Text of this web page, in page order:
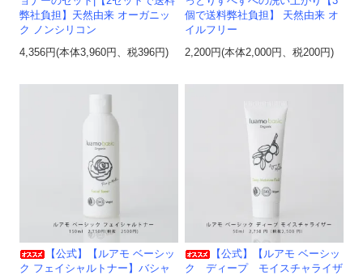
弊社負担】天然由来 オーガニッ
ク ノンシリコン
4,356円(本体3,960円、税396円)
個で送料弊社負担】 天然由来 オ
イルフリー
2,200円(本体2,000円、税200円)
【公式】【ルアモ ベーシッ
ク フェイシャルトナー】バシャ
【公式】【ルアモ ベーシッ
ク ディープ モイスチャライザ